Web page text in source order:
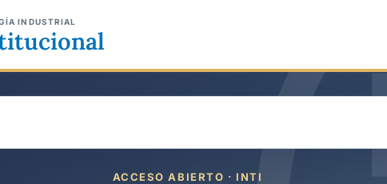
INDUSTRIAL
ACCESO ABIERTO · INTI